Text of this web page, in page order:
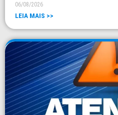
06/08/2026
LEIA MAIS >>